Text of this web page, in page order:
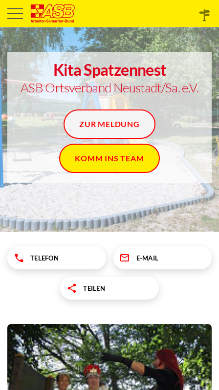
Kita Spatzennest
ASB Ortsverband Neustadt/Sa. e.V.
ZUR MELDUNG
KOMM INS TEAM
TELEFON E-MAIL
TEILEN